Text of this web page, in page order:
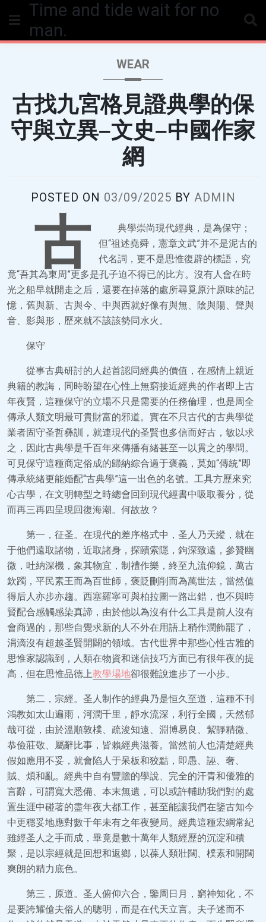
Time and tide wait for no
man.
WEAR
古找九宮格見證典學的保
守與立異–文史–中國作家
網
POSTED ON 03/09/2025 BY ADMIN
古
典學崇尚現代經典，是為保守；
但“祖述堯舜，憲章文武”并不是泥古的
代名詞，更不是思惟復辟的標語，究
竟“吾其為東周”更多是孔子迫不得已的比方。沒有人會在時
光之船早就開走之后，還要在掉落的處所尋覓原汁原味的記
憶，舊與新、古與今、中與西就好像有與無、陰與陽、聲與
音、影與形，歷來就不該該勢同水火。
保守
從事古典研討的人起首認同經典的價值，在感情上親近
典籍的教誨，同時盼望在心性上無窮接近經典的作者即上古
年夜賢，這種保守的立場不只是需要的任務倫理，也是周全
傳承人類文明最可貴財富的邪道。實在不只古代的古典學從
業者固守圣哲彝訓，就連現代的圣賢也多信而好古，敏以求
之，因此古典學是千百年來傳播有緒甚至一以貫之的學問。
可見保守這種商定俗成的歸納綜合過于褒義，莫如“傳統”即
傳承統緒更能婚配“古典學”這一出色的名號。工具方歷來究
心古學，在文明轉型之時總會回到現代經書中吸取養分，從
而再三再四呈現回復海潮。何故故？
第一，征圣。在現代的差序格式中，圣人乃天縱，就在
于他們遠取諸物，近取諸身，探賾索隱，鉤深致遠，參贊幽
微，吐納深機，象其物宜，制禮作樂，終至九流仰鏡，萬古
欽躅，平民素王而為百世師，褒貶刪削而為萬世法，當然值
得后人亦步亦趨。西塞羅寧可與柏拉圖一路出錯，也不與時
賢配合感觸感染真諦，由於他以為沒有什么工具是前人沒有
會商過的，那些自覺求新的人不外在用語上稍作潤飾罷了，
涓滴沒有超越圣賢開闢的領域。古代世界中那些心性古雅的
思惟家認識到，人類在物資和迷信技巧方面已有很年夜的提
高，但在思惟品德上教學場地卻很難說進步了一小步。
第二，宗經。圣人制作的經典乃是恒久至道，這種不刊
鴻教如太山遍雨，河潤千里，靜水流深，利行全國，天然郁
哉可從，由於溫順敦樸、疏浚知遠、淵博易良、絜靜精微、
恭儉莊敬、屬辭比事，皆賴經典滋養。當然前人也清楚經典
假如應用不妥，就會陷人于呆板和狡黠，即愚、誣、奢、
賊、煩和亂。經典中自有豐贍的學說、完全的汗青和優雅的
言辭，可謂寬大悉備、本末無遺，可以或許輔助我們對的處
置生涯中碰著的盡年夜大都工作，甚至能讓我們在鑒古知今
中更穩妥地應對數千年未有之年夜變局。經典這種宏綱常紀
雖經圣人之手而成，畢竟是數十萬年人類經歷的沉淀和積
聚，是以宗經就是回想和返鄉，以葆人類壯闊、樸素和開闊
爽朗的精力底色。
第三，原道。圣人俯仰六合，鑒周日月，窮神知化，不
是要誇耀傖夫俗人的聰明，而是在代天立言。夫子述而不